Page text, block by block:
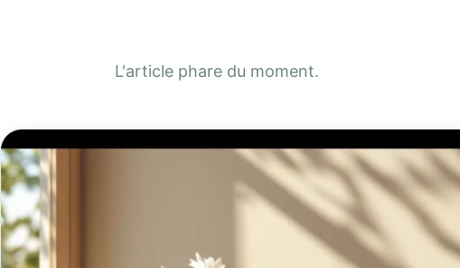
L'article phare du moment.